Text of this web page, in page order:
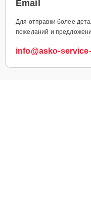
Email
Для отправки более
пожеланий и
info@asko-